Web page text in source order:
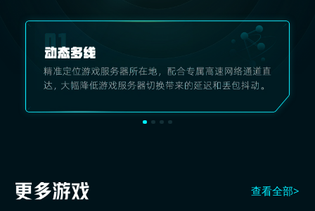
查看全部>